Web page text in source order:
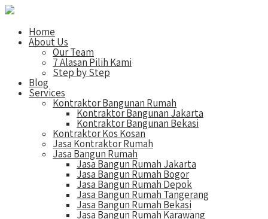
Home
About Us
Our Team
7 Alasan Pilih Kami
Step by Step
Blog
Services
Kontraktor Bangunan Rumah
Kontraktor Bangunan Jakarta
Kontraktor Bangunan Bekasi
Kontraktor Kos Kosan
Jasa Kontraktor Rumah
Jasa Bangun Rumah
Jasa Bangun Rumah Jakarta
Jasa Bangun Rumah Bogor
Jasa Bangun Rumah Depok
Jasa Bangun Rumah Tangerang
Jasa Bangun Rumah Bekasi
Jasa Bangun Rumah Karawang